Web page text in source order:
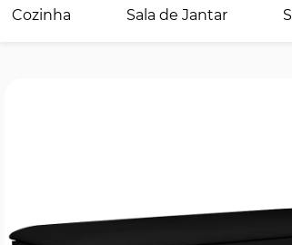
Cozinha Sala de Jantar